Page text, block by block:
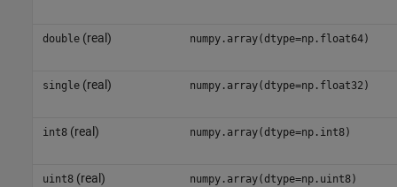
double(real) numpy.array(dtype=np.float64)
single(real) numpy.array(dtype=np.float32)
int8(real) numpy.array(dtype=np.int8)
uint8(real) numpy.array(dtype=np.uint8)